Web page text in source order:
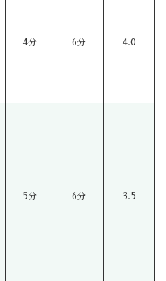
4分 6分 4.0
5分 6分 3.5